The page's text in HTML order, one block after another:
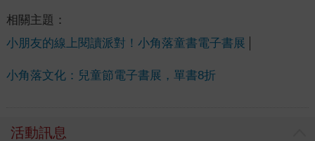
相關主題：
小朋友的線上閱讀派對！小角落童書電子書展
小角落文化：兒童節電子書展，單書8折
活動訊息